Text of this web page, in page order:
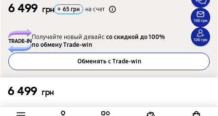
6 499 грн + 65 грн на счет
Получайте новый девайссо скидкой до 100%
по обмену Trade-win
Обменять с Trade-win
Подобрать альтернативную модель
Подобрать
6 499 грн